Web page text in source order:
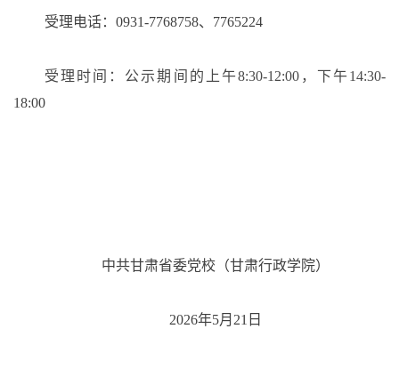
受理电话： 0931-7768758、7765224
受理时间：公示期间的上午8:30-12:00， 下午14:30-
18:00
中共甘肃省委党校（甘肃行政学院）
2026年5月 21 日